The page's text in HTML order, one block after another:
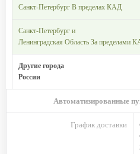
Санкт-Петербург В пределах КАД
Санкт-Петербург и
Ленинградская Область За пределами
Другие города
России
Автоматизированные
График доставки